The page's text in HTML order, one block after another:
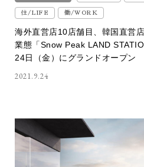
住/LIFE 働/WORK
海外直営店10店舗目、韓国直営
業態「Snow Peak LAND
24日（金）にグランドオープン
2021.9.24